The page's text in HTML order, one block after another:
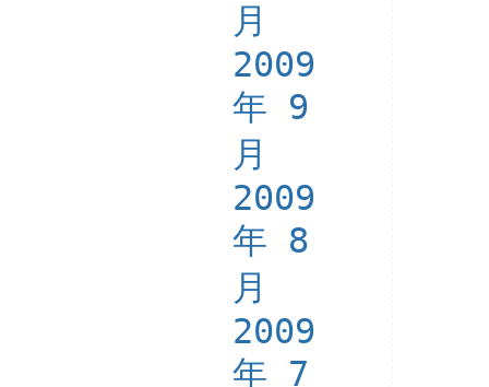
月
2009
年 9
月
2009
年 8
月
2009
年 7